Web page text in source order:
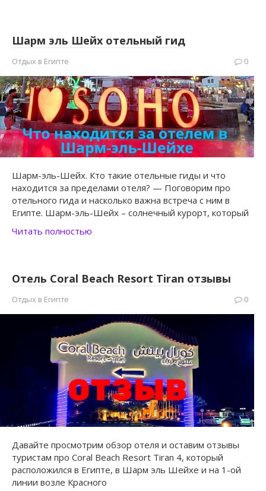
Шарм эль Шейх отельный гид
Отдых в Египте 0
Шарм-эль-Шейх. Кто такие отельные гиды и что
находится за пределами отеля? — Поговорим про
отельного гида и насколько важна встреча с ним в
Египте. Шарм-эль-Шейх – солнечный курорт, который
Читать полностью
Отель Coral Beach Resort Tiran отзывы
Отдых в Египте 0
Давайте просмотрим обзор отеля и оставим отзывы
туристам про Coral Beach Resort Tiran 4, который
расположился в Египте, в Шарм эль Шейхе и на 1-ой
линии возле Красного